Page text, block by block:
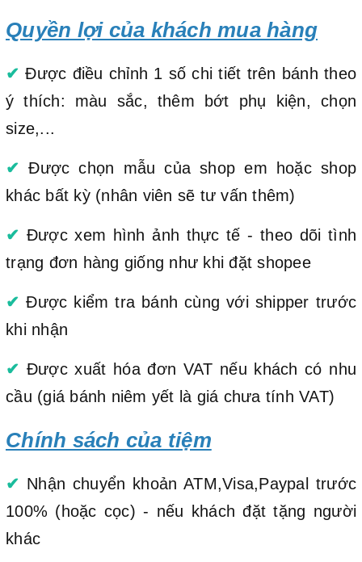
Quyền lợi của khách mua hàng
✔ Được điều chỉnh 1 số chi tiết trên bánh theo
ý thích: màu sắc, thêm bớt phụ kiện, chọn
size,...
✔ Được chọn mẫu của shop em hoặc shop
khác bất kỳ (nhân viên sẽ tư vấn thêm)
✔ Được xem hình ảnh thực tế - theo dõi tình
trạng đơn hàng giống như khi đặt shopee
✔ Được kiểm tra bánh cùng với shipper trước
khi nhận
✔ Được xuất hóa đơn VAT nếu khách có nhu
cầu (giá bánh niêm yết là giá chưa tính VAT)
Chính sách của tiệm
✔ Nhận chuyển khoản ATM,Visa,Paypal trước
100% (hoặc cọc) - nếu khách đặt tặng người
khác